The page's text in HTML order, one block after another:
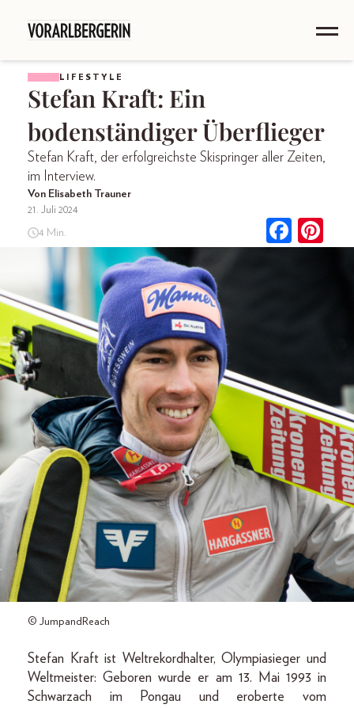
LIFESTYLE
Stefan Kraft: Ein
bodenständiger Überflieger
Stefan Kraft, der erfolgreichste Skispringer aller Zeiten,
im Interview.
Von Elisabeth Trauner
21. Juli 2024
4 Min.
© JumpandReach
Stefan Kraft ist Weltrekordhalter, Olympiasieger und
Weltmeister: Geboren wurde er am 13. Mai 1993 in
Schwarzach im Pongau und eroberte vom